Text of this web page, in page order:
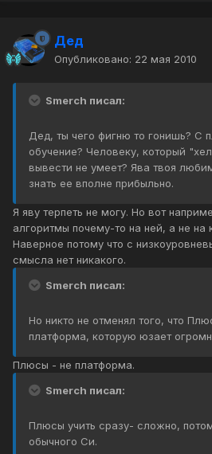
Дед
Опубликовано: 22 мая 2010
Smerch писал:
Дед, ты чего фигню то гонишь? С
обучение? Человеку, который
вывести не умеет? Ява твоя
знать ее вполне прибыльно.
Я яву терпеть не могу. Но вот
алгоритмы почему-то на ней, а не на
Наверное потому что с
смысла нет никакого.
Smerch писал:
Но никто не отменял того, что
платформа, которую юзает
Плюсы - не платформа.
Smerch писал:
Плюсы учить сразу- сложно,
обычного Си.